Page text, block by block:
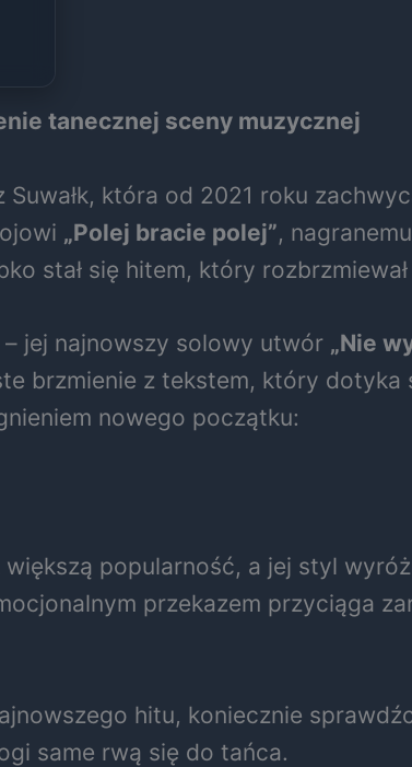
tanecznej sceny muzycznej
która od 2021 roku
„Polej bracie polej”,
stał się hitem, który
jej najnowszy solowy utwór „Nie
brzmienie z tekstem, który
nowego początku:
popularność, a jej styl
przekazem przyciąga
hitu, koniecznie
same rwą się do tańca.